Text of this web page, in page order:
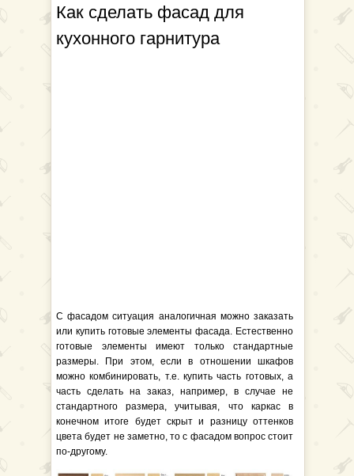
Как сделать фасад для
кухонного гарнитура
С фасадом ситуация аналогичная можно заказать
или купить готовые элементы фасада. Естественно
готовые элементы имеют только стандартные
размеры. При этом, если в отношении шкафов
можно комбинировать, т.е. купить часть готовых, а
часть сделать на заказ, например, в случае не
стандартного размера, учитывая, что каркас в
конечном итоге будет скрыт и разницу оттенков
цвета будет не заметно, то с фасадом вопрос стоит
по-другому.